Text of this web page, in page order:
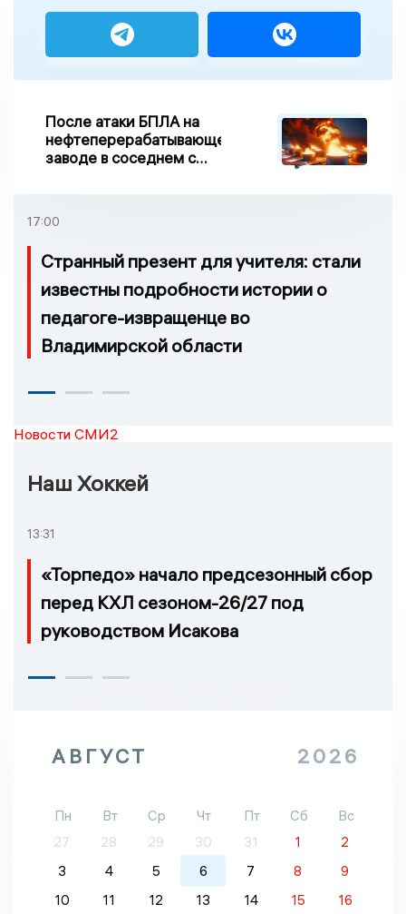
После атаки БПЛА на
нефтеперерабатывающем
заводе в соседнем с
17:00
Странный презент для учителя: стали
известны подробности истории о
педагоге-извращенце во
Владимирской области
Новости СМИ2
Наш Хоккей
13:31
«Торпедо» начало предсезонный сбор
перед КХЛ сезоном-26/27 под
руководством Исакова
АВГУСТ 2026
Пн Вт Ср Чт Пт Сб
Вс
27
28 29 30 31 1
2
3
4 5 6 7 8
9
10
11 12 13 14 15 16